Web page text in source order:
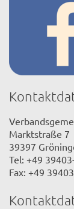
Marktstraße 7
39397
Tel: +49
Fax: +49